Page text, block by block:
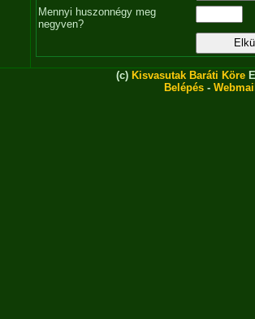
Mennyi huszonnégy meg
negyven?
(c) Kisvasutak Baráti Köre
Belépés -